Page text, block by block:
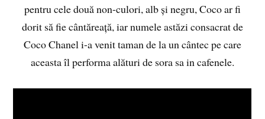
pentru cele două non-culori, alb și negru, Coco ar fi
dorit să fie cântăreață, iar numele astăzi consacrat de
Coco Chanel i-a venit taman de la un cântec pe care
aceasta îl performa alături de sora sa in cafenele.